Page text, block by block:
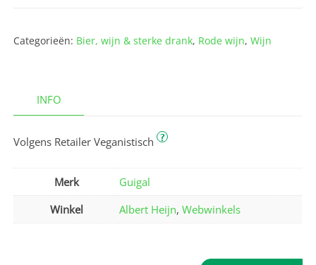
Categorieën: Bier, wijn & sterke drank, Rode wijn,Wijn
INFO
Volgens Retailer Veganistisch ?
Merk
Guigal
Winkel
Albert Heijn,Webwinkels